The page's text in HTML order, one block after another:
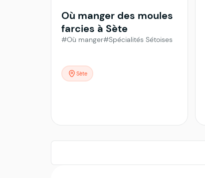
Où manger des moules
farcies à Sète
#Où manger#Spécialités Sétoises
Sète